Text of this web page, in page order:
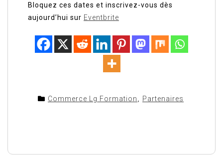
Bloquez ces dates et inscrivez-vous dès
aujourd’hui sur Eventbrite
Commerce Lg Formation Partenaires